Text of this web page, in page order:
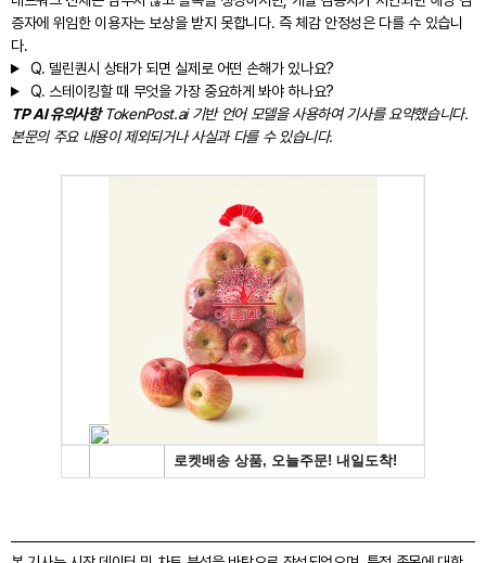
증자에 위임한 이용자는 보상을 받지 못합니다. 즉 체감 안정성은 다를 수 있습니
다.
Q. 델린퀀시 상태가 되면 실제로 어떤 손해가 있나요?
Q. 스테이킹할 때 무엇을 가장 중요하게 봐야 하나요?
TP AI 유의사항TokenPost.ai 기반 언어 모델을 사용하여 기사를 요약했습니다.
본문의 주요 내용이 제외되거나 사실과 다를 수 있습니다.